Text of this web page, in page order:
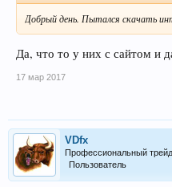
Добрый день. Пытался скачать
Да, что то у них с сайтом и
17 мар 2017
VDfx
Профессиональный
Пользователь